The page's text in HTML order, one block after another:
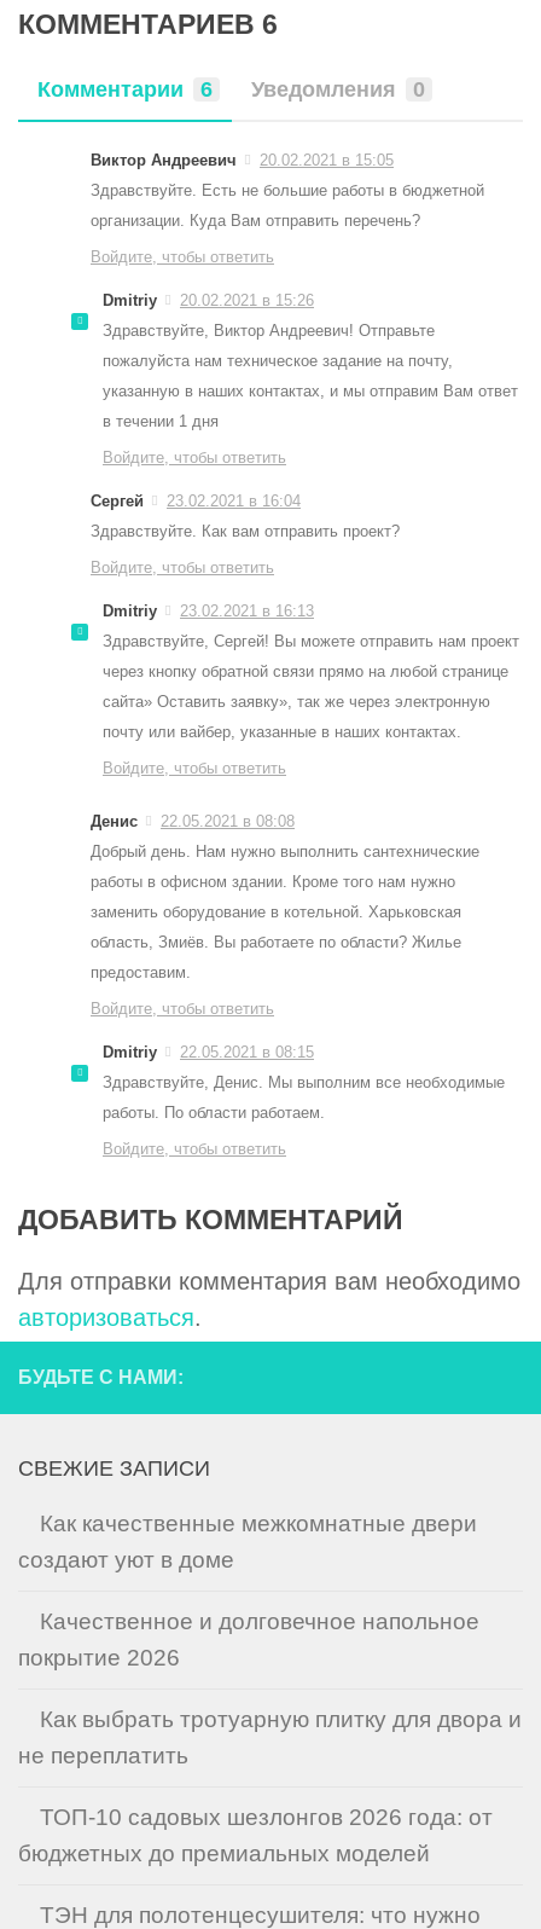
КОММЕНТАРИЕВ 6
Комментарии 6 Уведомления 0
Виктор Андреевич
20.02.2021 в 15:05
Здравствуйте. Есть не большие работы в бюджетной
организации. Куда Вам отправить перечень?
Войдите, чтобы ответить
Dmitriy
20.02.2021 в 15:26
Здравствуйте, Виктор Андреевич! Отправьте
пожалуйста нам техническое задание на почту,
указанную в наших контактах, и мы отправим Вам ответ
в течении 1 дня
Войдите, чтобы ответить
Сергей
23.02.2021 в 16:04
Здравствуйте. Как вам отправить проект?
Войдите, чтобы ответить
Dmitriy
23.02.2021 в 16:13
Здравствуйте, Сергей! Вы можете отправить нам проект
через кнопку обратной связи прямо на любой странице
сайта» Оставить заявку», так же через электронную
почту или вайбер, указанные в наших контактах.
Войдите, чтобы ответить
Денис
22.05.2021 в 08:08
Добрый день. Нам нужно выполнить сантехнические
работы в офисном здании. Кроме того нам нужно
заменить оборудование в котельной. Харьковская
область, Змиёв. Вы работаете по области? Жилье
предоставим.
Войдите, чтобы ответить
Dmitriy
22.05.2021 в 08:15
Здравствуйте, Денис. Мы выполним все необходимые
работы. По области работаем.
Войдите, чтобы ответить
ДОБАВИТЬ КОММЕНТАРИЙ
Для отправки комментария вам необходимо
авторизоваться.
БУДЬТЕ С НАМИ:
СВЕЖИЕ ЗАПИСИ
Как качественные межкомнатные двери
создают уют в доме
Качественное и долговечное напольное
покрытие 2026
Как выбрать тротуарную плитку для двора и
не переплатить
ТОП-10 садовых шезлонгов 2026 года: от
бюджетных до премиальных моделей
ТЭН для полотенцесушителя: что нужно